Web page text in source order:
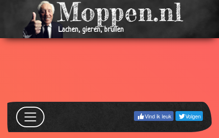
Lachen, gieren, brullen
Vind ik leuk Volgen
12 Mar
2007
Lelijk en dronken
12 Mar
Lekker vissen 3.46
08
Mar
2007